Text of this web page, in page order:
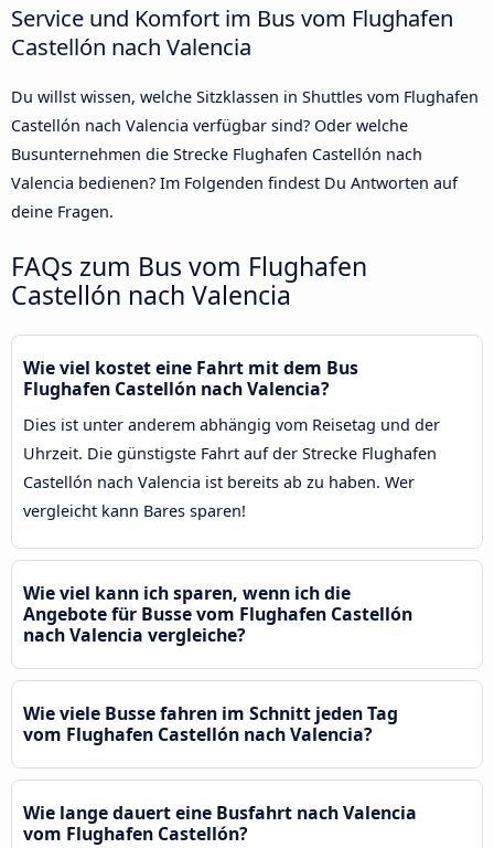
Service und Komfort im Bus vom Flughafen
Castellón nach Valencia
Du willst wissen, welche Sitzklassen in Shuttles vom Flughafen
Castellón nach Valencia verfügbar sind? Oder welche
Busunternehmen die Strecke Flughafen Castellón nach
Valencia bedienen? Im Folgenden findest Du Antworten auf
deine Fragen.
FAQs zum Bus vom Flughafen
Castellón nach Valencia
Wie viel kostet eine Fahrt mit dem Bus
Flughafen Castellón nach Valencia?
Dies ist unter anderem abhängig vom Reisetag und der
Uhrzeit. Die günstigste Fahrt auf der Strecke Flughafen
Castellón nach Valencia ist bereits ab zu haben. Wer
vergleicht kann Bares sparen!
Wie viel kann ich sparen, wenn ich die
Angebote für Busse vom Flughafen Castellón
nach Valencia vergleiche?
Wie viele Busse fahren im Schnitt jeden Tag
vom Flughafen Castellón nach Valencia?
Wie lange dauert eine Busfahrt nach Valencia
vom Flughafen Castellón?